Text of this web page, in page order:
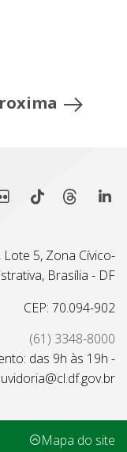
5, Zona Cívico-
Brasília - DF
CEP: 70.094-902
(61) 3348-8000
das 9h às 19h -
Mapa do site